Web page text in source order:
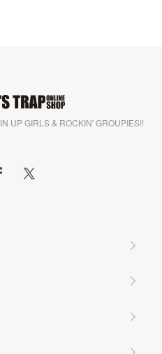
UP GIRLS & ROCKIN' GROUPIES!!